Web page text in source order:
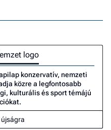
konzervatív, nemzeti
közre a legfontosabb
kulturális és sport témájú
újságra